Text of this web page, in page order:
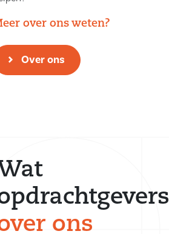
over ons weten?
Over ons
ons